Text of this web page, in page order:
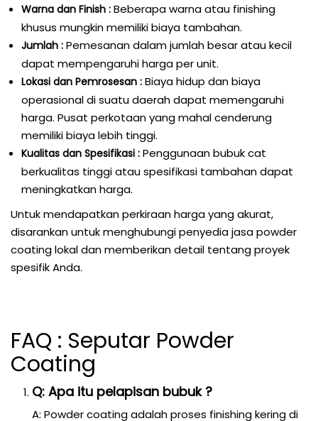
Warna dan Finish : Beberapa warna atau finishing
khusus mungkin memiliki biaya tambahan.
Jumlah : Pemesanan dalam jumlah besar atau kecil
dapat mempengaruhi harga per unit.
Lokasi dan Pemrosesan : Biaya hidup dan biaya
operasional di suatu daerah dapat memengaruhi
harga. Pusat perkotaan yang mahal cenderung
memiliki biaya lebih tinggi.
Kualitas dan Spesifikasi : Penggunaan bubuk cat
berkualitas tinggi atau spesifikasi tambahan dapat
meningkatkan harga.
Untuk mendapatkan perkiraan harga yang akurat,
disarankan untuk menghubungi penyedia jasa powder
coating lokal dan memberikan detail tentang proyek
spesifik Anda.
FAQ : Seputar Powder
Coating
Q: Apa itu pelapisan bubuk ?
A: Powder coating adalah proses finishing kering di